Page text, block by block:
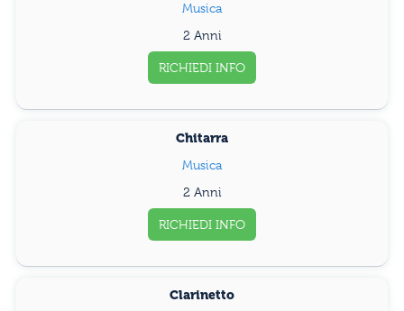
Musica
2 Anni
RICHIEDI INFO
Chitarra
Musica
2 Anni
RICHIEDI INFO
Clarinetto